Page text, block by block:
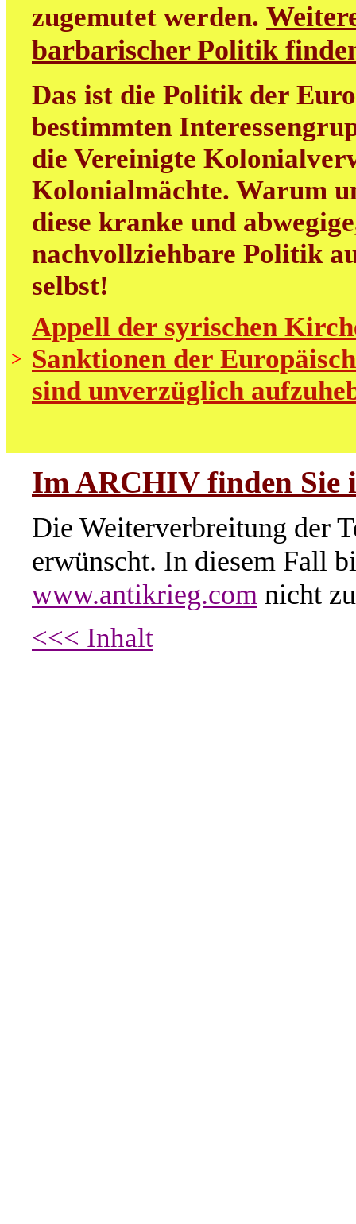
zugemutet werden.
barbarischer Politik
Das ist die Politik der
bestimmten
die Vereinigte
Kolonialmächte. Warum
diese kranke und
nachvollziehbare Politik
selbst!
>
Appell der syrischen
Sanktionen der
sind unverzüglich
Im ARCHIV finden Sie
Die Weiterverbreitung der
erwünscht. In diesem Fall
www.antikrieg.com nicht
<<< Inhalt